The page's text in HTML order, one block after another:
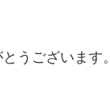
うございます。